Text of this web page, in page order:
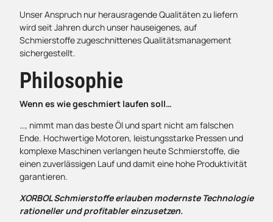
Unser Anspruch nur herausragende Qualitäten zu liefern
wird seit Jahren durch unser hauseigenes, auf
Schmierstoffe zugeschnittenes Qualitätsmanagement
sichergestellt.
Philosophie
Wenn es wie geschmiert laufen soll…
…, nimmt man das beste Öl und spart nicht am falschen
Ende. Hochwertige Motoren, leistungsstarke Pressen und
komplexe Maschinen verlangen heute Schmierstoffe, die
einen zuverlässigen Lauf und damit eine hohe Produktivität
garantieren.
XORBOL Schmierstoffe erlauben modernste Technologie
rationeller und profitabler einzusetzen.